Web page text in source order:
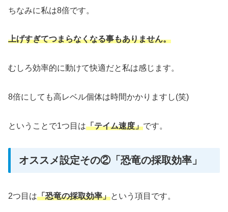
ちなみに私は8倍です。
上げすぎてつまらなくなる事もありません。
むしろ効率的に動けて快適だと私は感じます。
8倍にしても高レベル個体は時間かかりますし(笑)
ということで1つ目は「テイム速度」です。
オススメ設定その②「恐竜の採取効率」
2つ目は「恐竜の採取効率」という項目です。